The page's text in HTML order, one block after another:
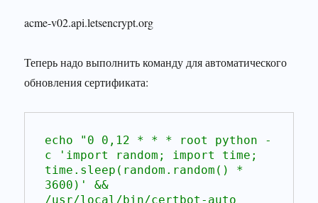
acme-v02.api.letsencrypt.org
Теперь надо выполнить команду для автоматического
обновления сертификата:
echo "0 0,12 * * * root python -
c 'import random; import time;
time.sleep(random.random() *
3600)' &&
/usr/local/bin/certbot-auto